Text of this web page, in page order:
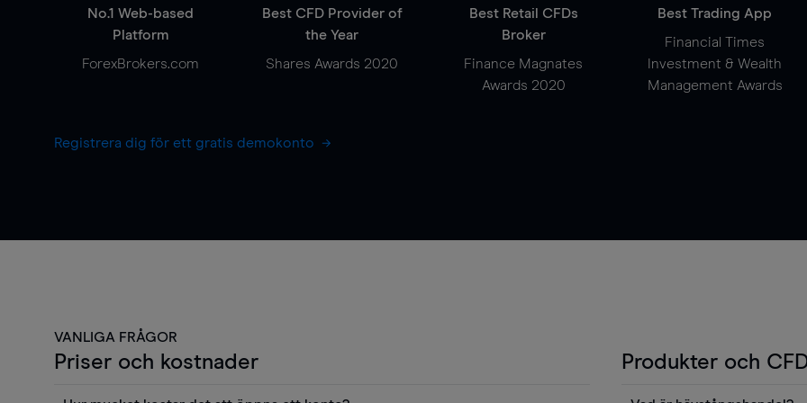
No.1 Web-based
Platform
ForexBrokers.com
Best CFD Provider of
the Year
Shares Awards 2020
Best Retail CFDs
Broker
Finance Magnates
Awards 2020
Best Trading App
Financial Times
Investment & Wealth
Management Awards
Registrera dig för ett gratis demokonto
VANLIGA FRÅGOR
Priser och kostnader Produkter och